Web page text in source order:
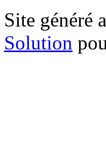
Site généré
Solution